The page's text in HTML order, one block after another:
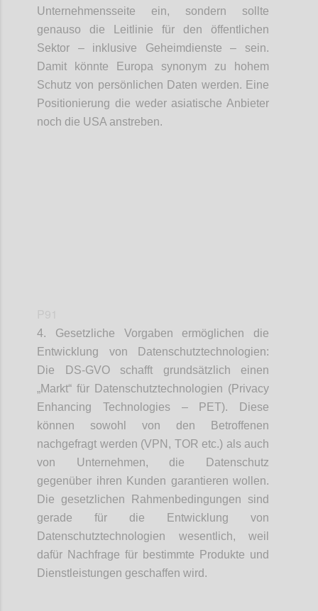
Unternehmensseite ein, sondern sollte
genauso die Leitlinie für den öffentlichen
Sektor – inklusive Geheimdienste – sein.
Damit könnte Europa synonym zu hohem
Schutz von persönlichen Daten werden. Eine
Positionierung die weder asiatische Anbieter
noch die USA anstreben.
4. Gesetzliche Vorgaben ermöglichen die
Entwicklung von Datenschutztechnologien:
Die DS-GVO schafft grundsätzlich einen
„Markt“ für Datenschutztechnologien (Privacy
Enhancing Technologies – PET). Diese
können sowohl von den Betroffenen
nachgefragt werden (VPN, TOR etc.) als auch
von Unternehmen, die Datenschutz
gegenüber ihren Kunden garantieren wollen.
Die gesetzlichen Rahmenbedingungen sind
gerade für die Entwicklung von
Datenschutztechnologien wesentlich, weil
dafür Nachfrage für bestimmte Produkte und
Dienstleistungen geschaffen wird.